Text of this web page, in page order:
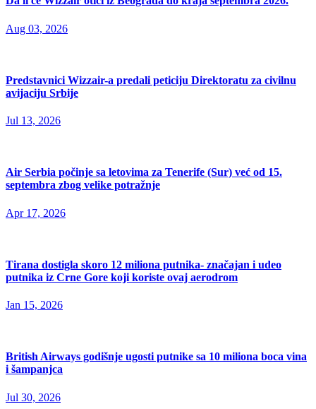
Aug 03, 2026
Predstavnici Wizzair-a predali peticiju Direktoratu za civilnu
avijaciju Srbije
Jul 13, 2026
Air Serbia počinje sa letovima za Tenerife (Sur) već od 15.
septembra zbog velike potražnje
Apr 17, 2026
Tirana dostigla skoro 12 miliona putnika- značajan i udeo
putnika iz Crne Gore koji koriste ovaj aerodrom
Jan 15, 2026
British Airways godišnje ugosti putnike sa 10 miliona boca vina
i šampanjca
Jul 30, 2026